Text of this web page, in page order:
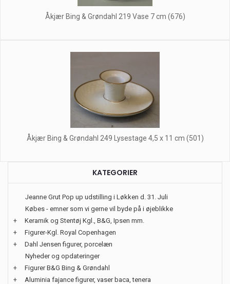
Åkjær Bing & Grøndahl 219 Vase 7 cm (676)
Åkjær Bing & Grøndahl 249 Lysestage 4,5 x 11 cm (501)
KATEGORIER
Jeanne Grut Pop up udstilling i Løkken d. 31. Juli
Købes - emner som vi gerne vil byde på i øjeblikke
+
Keramik og Stentøj Kgl., B&G, Ipsen mm.
+
Figurer-Kgl. Royal Copenhagen
+
Dahl Jensen figurer, porcelæn
Nyheder og opdateringer
+
Figurer B&G Bing & Grøndahl
+
Aluminia fajance figurer, vaser baca, tenera